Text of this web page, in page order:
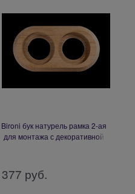
Bironi бук натурель рамка 2-ая
для монтажа с декоративной
377 руб.